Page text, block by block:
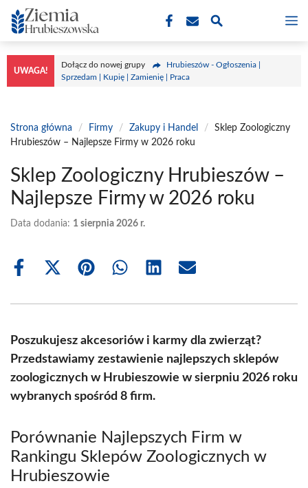
Przejdź
do
treści
UWAGA!
Dołącz do nowej grupy
Hrubieszów - Ogłoszenia |
Sprzedam | Kupię | Zamienię | Praca
Strona główna / Firmy / Zakupy i Handel /
Sklep Zoologiczny
Hrubieszów – Najlepsze Firmy w 2026 roku
Sklep Zoologiczny Hrubieszów –
Najlepsze Firmy w 2026 roku
Data dodania: 1 sierpnia 2026 r.
Share
Share
(Twitter)
Share Share Share Share
Poszukujesz akcesoriów i karmy dla zwierząt?
Przedstawiamy zestawienie najlepszych sklepów
zoologicznych w Hrubieszowie w sierpniu 2026 roku
wybranych spośród 8 firm.
Porównanie Najlepszych Firm w
Rankingu Sklepów Zoologicznych w
Hrubieszowie